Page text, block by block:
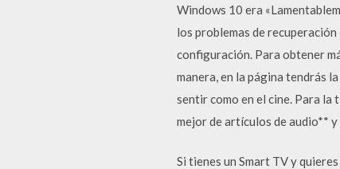
Windows 10 era
los problemas de
configuración. Para obtener
manera, en la página tendrás
sentir como en el cine. Para la
mejor de artículos de audio**
Si tienes un Smart TV y